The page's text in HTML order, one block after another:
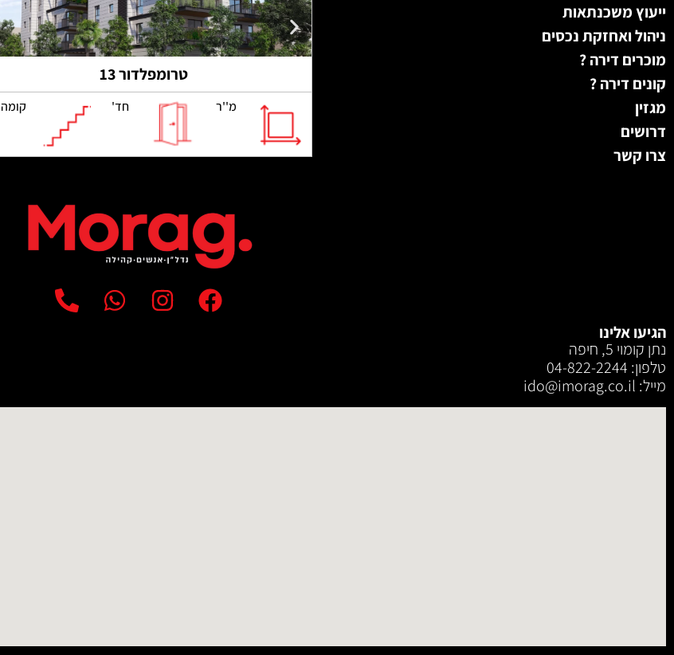
ייעוץ משכנתאות
ניהול ואחזקת נכסים
מוכרים דירה ?
קונים דירה ?
מגזין
דרושים
צרו קשר
טרומפלדור 13
מ''ר חד' קומה
הגיעו אלינו
נתן קומוי 5, חיפה
טלפון: 04-822-2244
מייל: ‫ido@imorag.co.il